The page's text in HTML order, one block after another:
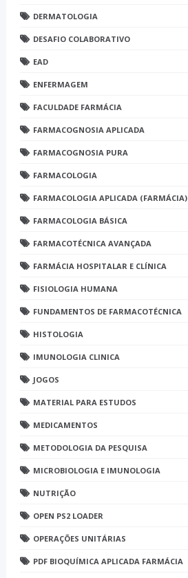
DERMATOLOGIA
DESAFIO COLABORATIVO
EAD
ENFERMAGEM
FACULDADE FARMÁCIA
FARMACOGNOSIA APLICADA
FARMACOGNOSIA PURA
FARMACOLOGIA
FARMACOLOGIA APLICADA (FARMÁCIA)
FARMACOLOGIA BÁSICA
FARMACOTÉCNICA AVANÇADA
FARMÁCIA HOSPITALAR E CLÍNICA
FISIOLOGIA HUMANA
FUNDAMENTOS DE FARMACOTÉCNICA
HISTOLOGIA
IMUNOLOGIA CLINICA
JOGOS
MATERIAL PARA ESTUDOS
MEDICAMENTOS
METODOLOGIA DA PESQUISA
MICROBIOLOGIA E IMUNOLOGIA
NUTRIÇÃO
OPEN PS2 LOADER
OPERAÇÕES UNITÁRIAS
PDF BIOQUÍMICA APLICADA FARMÁCIA